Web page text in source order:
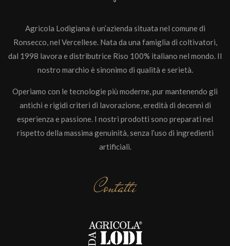
Agricola Lodigiana è un’azienda situata nel comune di
Ronsecco, nel Vercellese. Nata da una famiglia di coltivatori,
dal 1998 lavora e distributrice Riso 100% italiano nel mondo. Il
nostro marchio è sinonimo di qualità e serietà.
Operiamo con le tecnologie più moderne, pur mantenendo gli
antichi e rigidi criteri di lavorazione, eredità di decenni di
esperienza e passione. I nostri prodotti sono preparati nel
rispetto della massima genuinità, senza l’uso di ingredienti
artificiali.
Contatti